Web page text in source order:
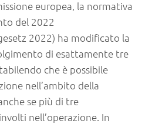
europea, la normativa
del 2022
2022) ha modificato la
di esattamente tre
che è possibile
nell’ambito della
se più di tre
nell’operazione. In